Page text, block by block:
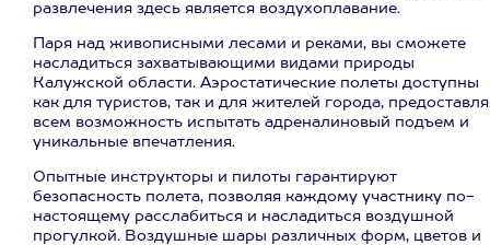
развлечения здесь является воздухоплавание.
Паря над живописными лесами и реками, вы сможете
насладиться захватывающими видами природы
Калужской области. Аэростатические полеты доступны
как для туристов, так и для жителей города,
всем возможность испытать адреналиновый подъем и
уникальные впечатления.
Опытные инструкторы и пилоты гарантируют
безопасность полета, позволяя каждому участнику по-
настоящему расслабиться и насладиться воздушной
прогулкой. Воздушные шары различных форм, цветов и